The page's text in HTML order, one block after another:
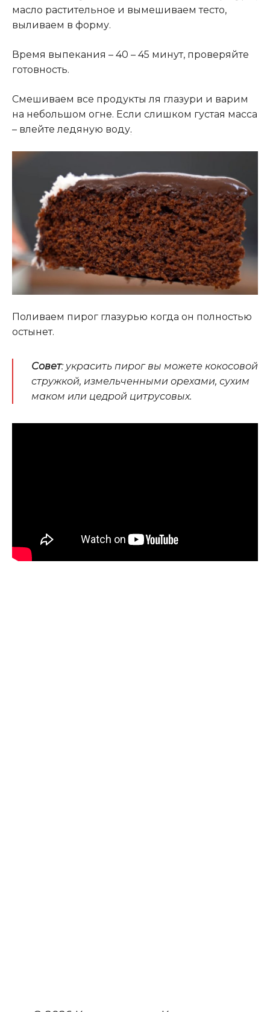
масло растительное и вымешиваем тесто,
выливаем в форму.
Время выпекания – 40 – 45 минут, проверяйте
готовность.
Смешиваем все продукты ля глазури и варим
на небольшом огне. Если слишком густая масса
– влейте ледяную воду.
Поливаем пирог глазурью когда он полностью
остынет.
Совет: украсить пирог вы можете кокосовой
стружкой, измельченными орехами, сухим
маком или цедрой цитрусовых.